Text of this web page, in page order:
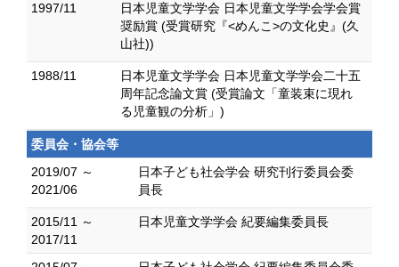
1997/11
日本児童文学学会 日本児童文学学会学会賞
奨励賞 (受賞研究『<めんこ>の文化史』(久
山社))
1988/11
日本児童文学学会 日本児童文学学会二十五
周年記念論文賞 (受賞論文「童装束に現れ
る児童観の分析」)
委員会・協会等
2019/07 ～
2021/06
日本子ども社会学会 研究刊行委員会委
員長
2015/11 ～
2017/11
日本児童文学学会 紀要編集委員長